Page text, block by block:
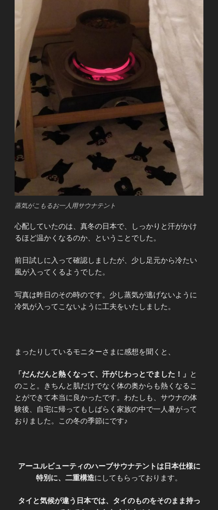
蒸気がこもるお一人用サウナテント
心配していたのは、真冬の日本で、しっかりと汗がかけ
るほど温かくなるのか、ということでした。
前日試しに入って確認しましたが、少し足元から冷たい
風が入ってくるようでした。
写真は昨日のその時のです。少し蒸気が逃げないように
冷気が入ってこないように工夫をいたしました。
まったりしているモニターさまに感想を聞くと、
「だんだんと熱くなって、汗がじわっとでました！」 と
のこと。きちんと肌だけでなく体の奥からも熱くなるこ
とができて本当に良かったです。わたしも、サウナの体
験後、自宅に帰ってもしばらく家族の中で一人暑がって
おりました。この冬の季節にです♪
アーユルビューティのハーブサウナテントは日本仕様に
特別に、二重構造にしてもらっております。
タイと気候が違う日本では、タイのものをそのまま持っ